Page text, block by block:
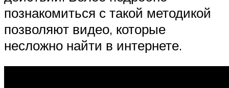
познакомиться с такой методикой
позволяют видео, которые
несложно найти в интернете.